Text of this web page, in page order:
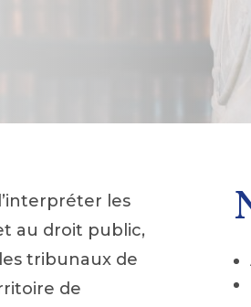
les
au droit public,
tribunaux de
de